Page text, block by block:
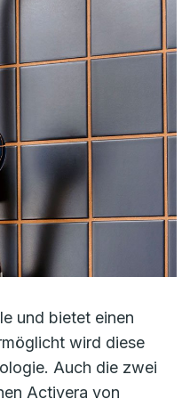
und bietet einen
wird diese
Auch die zwei
Activera von